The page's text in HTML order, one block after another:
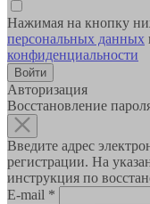
Нажимая на кнопку
персональных данных
конфиденциальности
Авторизация
Восстановление
Введите адрес
регистрации. На
инструкция по
E-mail *